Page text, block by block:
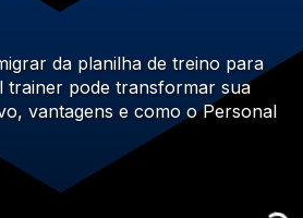
da planilha de treino para
trainer pode transformar sua
vantagens e como o Personal